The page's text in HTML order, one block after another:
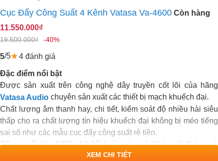
Cục Đẩy Công Suất 4 Kênh Vatasa Va-4600 Còn hàng
11.550.000₫
19.500.000₫ -40%
5/5 4 đánh giá
Đặc điểm nổi bật
Được sản xuất trên công nghệ dây truyền cốt lõi của hãng
Vatasa Audio chuyên sản xuất các thiết bị mạch khuếch đại.
Chất lượng âm thanh hay, chi tiết, kiểm soát độ nhiều hài siêu
thấp cho ra chất lượng tín hiệu khuếch đại không bị méo tiếng
sai số như các mẫu cục đẩy công suất rẻ tiền.
Công suất lớn 2400w/ 4 kênh ở mức trở kháng là 8ohm và
3600w/ 4 kênh ở trở kháng là 4ohm.
XEM CHI TIẾT